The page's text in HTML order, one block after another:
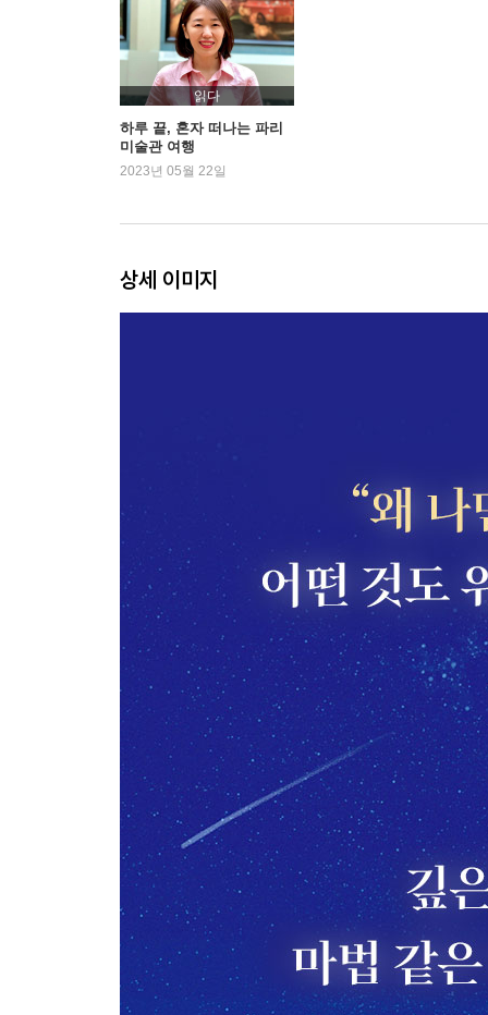
그림 속에 감춰진 거짓말: 조르주 드 라투르, 〈사
조용한 일상에 갑자기 등장한 죽음의 의미: 니콜라
- Secret Page
철저히 계산된 완벽한 상상: 얀 반에이크, 〈롤랭
만약 사물에도 감정이 있다면: 장 바티스트 시메옹
5만 명이 돈을 내고 구경한 그림: 자크 루이 다비드
그저 배경이던 풍경이 주인공으로: 클로드 로랭, 〈
[셋째 날. 오랑주리 미술관] 미술관에 들어서며
혼란의 시대에 건넨 가장 조용한 위로: 클로드 모네
실패한 추상화를 그리지 않는 법: 바실리 칸딘스키
궁금증을 유발하는 사각형들: 조르주 브라크, 〈기
- Secret Page
어떠한 속박에도 자유로운 파랑의 세계: 이브 클
그가 사랑한 수평과 수직의 도시: 피터르 몬드리안,
[다섯째 날. 로댕 미술관] 미술관에 들어서며
살아서는 완성하지 못한 걸작: 오귀스트 로댕, 〈생
마음을 나눠준 이를 위한 깊은 호의: 빈센트 반 고
약함을 드러낼 때 강함이 되는 순간: 오귀스트 로
“슬픈 결말조차 후회하지 않아요”: 카미유 클로델,
2장. 파리 작은 미술관에서의 하루
[여섯째 날 오전. 프티 팔레] 미술관에 들어서며
고독한 여정을 알아봐 준 단 한 사람: 폴 세잔, 〈앙
시대를 목격하고, 기억하기 위하여: 레옹 레르미트,
출신도, 시련도 꺾지 못한 마음: 조르주 클레랑, 〈
읽다
하루 끝, 혼자 떠나는 파리
미술관 여행
2023년 05월 22일
상세 이미지